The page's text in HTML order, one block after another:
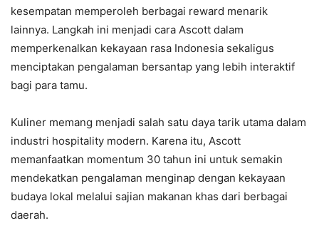
kesempatan memperoleh berbagai reward menarik
lainnya. Langkah ini menjadi cara Ascott dalam
memperkenalkan kekayaan rasa Indonesia sekaligus
menciptakan pengalaman bersantap yang lebih interaktif
bagi para tamu.
Kuliner memang menjadi salah satu daya tarik utama dalam
industri hospitality modern. Karena itu, Ascott
memanfaatkan momentum 30 tahun ini untuk semakin
mendekatkan pengalaman menginap dengan kekayaan
budaya lokal melalui sajian makanan khas dari berbagai
daerah.